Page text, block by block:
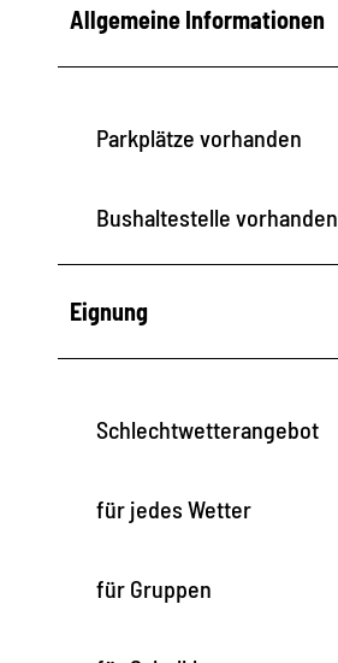
Allgemeine Informationen
Parkplätze vorhanden
Bushaltestelle vorhanden
Eignung
Schlechtwetterangebot
für jedes Wetter
für Gruppen